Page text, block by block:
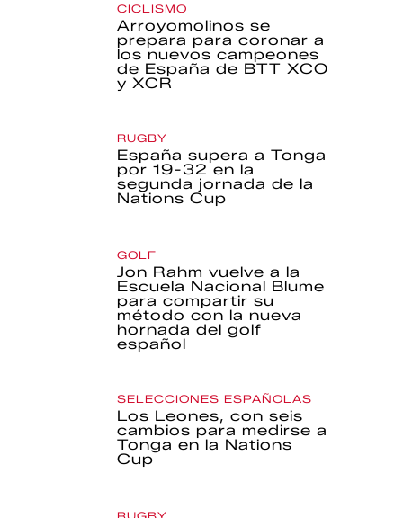
CICLISMO
Arroyomolinos se
prepara para coronar a
los nuevos campeones
de España de BTT XCO
y XCR
RUGBY
España supera a Tonga
por 19-32 en la
segunda jornada de la
Nations Cup
GOLF
Jon Rahm vuelve a la
Escuela Nacional Blume
para compartir su
método con la nueva
hornada del golf
español
SELECCIONES ESPAÑOLAS
Los Leones, con seis
cambios para medirse a
Tonga en la Nations
Cup